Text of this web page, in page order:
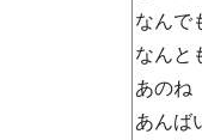
なんで
なんと
あのね
あんば